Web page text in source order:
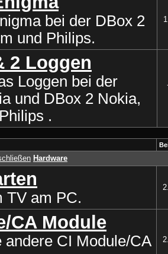
bei der DBox 2
und Philips.
2 Loggen
Loggen bei der
und DBox 2 Nokia,
.
Hardware
TV am PC.
CA Module
andere CI Module/CA